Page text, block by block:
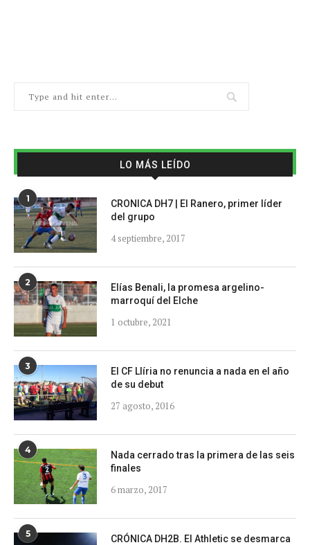
LO MÁS LEÍDO
1
CRONICA DH7 | El Ranero, primer líder
del grupo
4 septiembre, 2017
2
Elías Benali, la promesa argelino-
marroquí del Elche
1 octubre, 2021
3
El CF Llíria no renuncia a nada en el año
de su debut
27 agosto, 2016
4
Nada cerrado tras la primera de las seis
finales
6 marzo, 2017
5
CRÓNICA DH2B. El Athletic se desmarca